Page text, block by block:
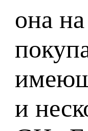
она
и